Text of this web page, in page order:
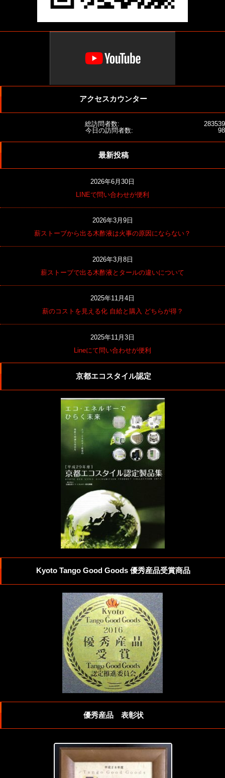
アクセスカウンター
283539
総訪問者数:
98
今日の訪問者数:
最新投稿
2026年6月30日
LINEで問い合わせが便利
2026年3月9日
薪ストーブから出る木酢液は火事の原因にならない？
2026年3月8日
薪ストーブで出る木酢液とタールの違いについて
2025年11月4日
薪のコストを見える化 自給と購入 どちらが得？
2025年11月3日
Lineにて問い合わせが便利
京都エコスタイル認定
Kyoto Tango Good Goods 優秀産品受賞商品
優秀産品 表彰状